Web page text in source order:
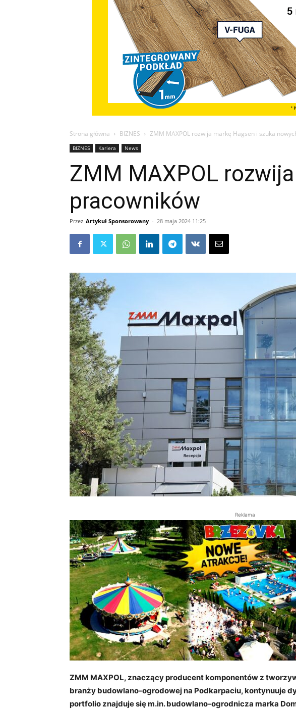
Strona główna BIZNES ZMM MAXPOL rozwija markę Hagsen i szuka
BIZNES Kariera News
ZMM MAXPOL
pracowników
Przez Artykuł Sponsorowany - 28 maja 2024 11:25
Reklama
ZMM MAXPOL, znaczący producent komponentów z
branży budowlano-ogrodowej na Podkarpaciu, kontynuuje
portfolio znajduje się m.in. budowlano-ogrodnicza marka